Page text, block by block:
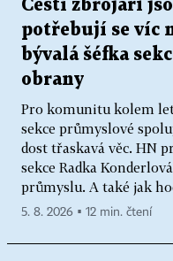
Čeští zbrojaři
potřebují se víc
bývalá šéfka
obrany
Pro komunitu kolem
sekce průmyslové
dost třaskavá věc. HN
sekce Radka
průmyslu. A také jak
5. 8. 2026 ▪ 12 min. čtení